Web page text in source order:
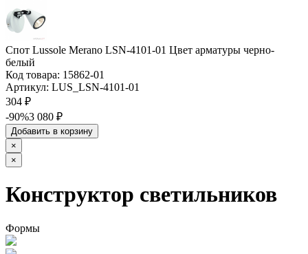
Спот Lussole Merano LSN-4101-01 Цвет арматуры черно-
белый
Код товара: 15862-01
Артикул: LUS_LSN-4101-01
304 ₽
-90%3 080 ₽
Добавить в корзину
×
×
Конструктор светильников
Формы